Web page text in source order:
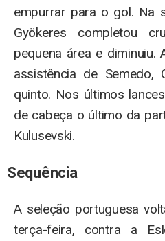
empurrar para o gol. Na
Gyökeres completou
pequena área e
assistência de Semedo,
quinto. Nos últimos
de cabeça o último da
Kulusevski.
Sequência
A seleção portuguesa
terça-feira, contra a